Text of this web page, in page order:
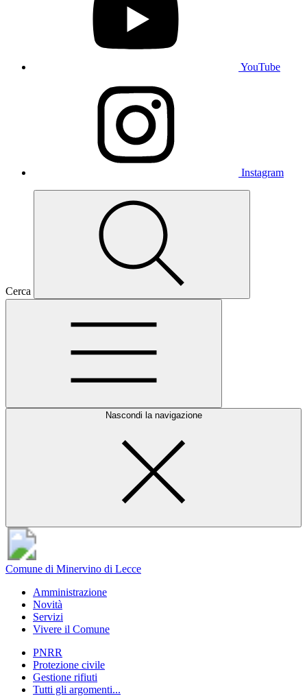
YouTube
Instagram
Cerca
Nascondi la navigazione
Comune di Minervino di Lecce
Amministrazione
Novità
Servizi
Vivere il Comune
PNRR
Protezione civile
Gestione rifiuti
Tutti gli argomenti...